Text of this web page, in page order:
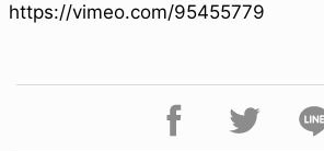
https://vimeo.com/95455779